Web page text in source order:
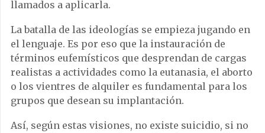
llamados a aplicarla.
La batalla de las ideologías se empieza jugando en
el lenguaje. Es por eso que la instauración de
términos eufemísticos que desprendan de cargas
realistas a actividades como la eutanasia, el aborto
o los vientres de alquiler es fundamental para los
grupos que desean su implantación.
Así, según estas visiones, no existe suicidio, si no